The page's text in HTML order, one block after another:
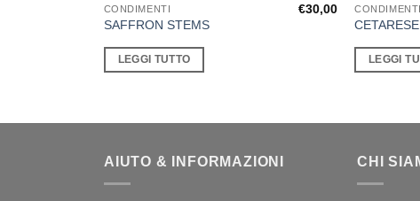
CONDIMENTI
SAFFRON STEMS
€30,00
LEGGI TUTTO
CONDIMENTI
LEGGI
AIUTO & INFORMAZIONI CHI